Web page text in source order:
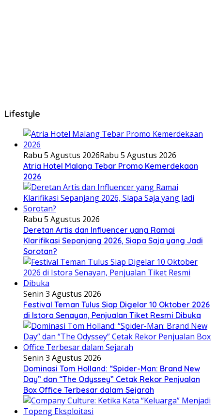
Lifestyle
Rabu 5 Agustus 2026Rabu 5 Agustus 2026
Atria Hotel Malang Tebar Promo Kemerdekaan
2026
Rabu 5 Agustus 2026
Deretan Artis dan Influencer yang Ramai
Klarifikasi Sepanjang 2026, Siapa Saja yang Jadi
Sorotan?
Senin 3 Agustus 2026
Festival Teman Tulus Siap Digelar 10 Oktober 2026
di Istora Senayan, Penjualan Tiket Resmi Dibuka
Senin 3 Agustus 2026
Dominasi Tom Holland: “Spider-Man: Brand New
Day” dan “The Odyssey” Cetak Rekor Penjualan
Box Office Terbesar dalam Sejarah